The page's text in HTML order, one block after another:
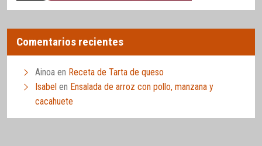
Comentarios recientes
Ainoa en Receta de Tarta de queso
Isabel en Ensalada de arroz con pollo, manzana y
cacahuete